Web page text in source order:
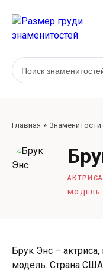
Главная Знаменитости
АКТРИСА
МОДЕЛЬ
Брук Энс –
модель. Страна